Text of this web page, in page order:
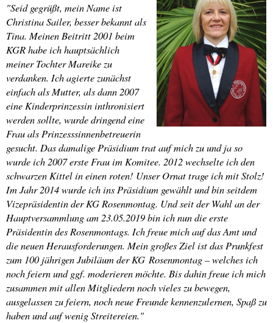
"Seid gegrüßt, mein Name ist
Christina Sailer, besser bekannt als
Tina. Meinen Beitritt 2001 beim
KGR habe ich hauptsächlich
meiner Tochter Mareike zu
verdanken. Ich agierte zunächst
einfach als Mutter, als dann 2007
eine Kinderprinzessin inthronisiert
werden sollte, wurde dringend eine
Frau als Prinzesssinnenbetreuerin
gesucht. Das damalige Präsidium trat auf mich zu und ja so
wurde ich 2007 erste Frau im Komitee. 2012 wechselte ich den
schwarzen Kittel in einen roten! Unser Ornat trage ich mit Stolz!
Im Jahr 2014 wurde ich ins Präsidium gewählt und bin seitdem
Vizepräsidentin der KG Rosenmontag. Und seit der Wahl an der
Hauptversammlung am 23.05.2019 bin ich nun die erste
Präsidentin des Rosenmontags. Ich freue mich auf das Amt und
die neuen Herausforderungen. Mein großes Ziel ist das Prunkfest
zum 100 jährigen Jubiläum der KG Rosenmontag – welches ich
noch feiern und ggf. moderieren möchte. Bis dahin freue ich mich
zusammen mit allen Mitgliedern noch vieles zu bewegen,
ausgelassen zu feiern, noch neue Freunde kennenzulernen, Spaß zu
haben und auf wenig Streitereien."